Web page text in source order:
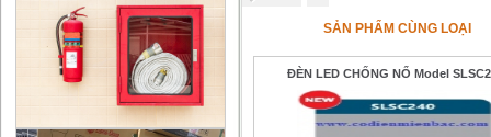
SẢN PHẨM CÙNG LOẠI
ĐÈN LED CHỐNG NỔ Model